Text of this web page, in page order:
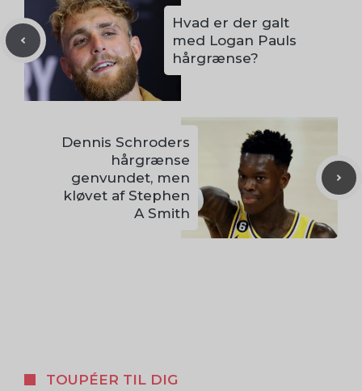
Hvad er der galt
med Logan Pauls
hårgrænse?
Dennis Schroders
hårgrænse
genvundet, men
kløvet af Stephen
A Smith
TOUPÉER TIL DIG